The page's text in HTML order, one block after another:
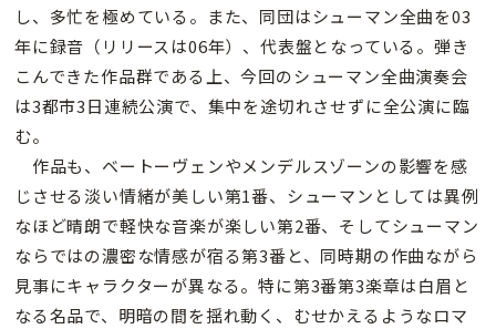
し、多忙を極めている。また、同団はシューマン全曲を03
年に録音（リリースは06年）、代表盤となっている。弾き
こんできた作品群である上、今回のシューマン全曲演奏会
は3都市3日連続公演で、集中を途切れさせずに全公演に臨
む。
作品も、ベートーヴェンやメンデルスゾーンの影響を感
じさせる淡い情緒が美しい第1番、シューマンとしては異例
なほど晴朗で軽快な音楽が楽しい第2番、そしてシューマン
ならではの濃密な情感が宿る第3番と、同時期の作曲ながら
見事にキャラクターが異なる。特に第3番第3楽章は白眉と
なる名品で、明暗の間を揺れ動く、むせかえるようなロマ